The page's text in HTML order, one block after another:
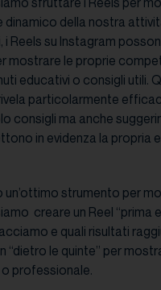
dinamico della nostra
Reels su Instagram
mostrare le proprie
educativi o consigli utili.
particolarmente
consigli ma anche
in evidenza la propria
un’ottimo strumento per
creare un Reel “prima
e quali risultati
“dietro le quinte” per
professionale.